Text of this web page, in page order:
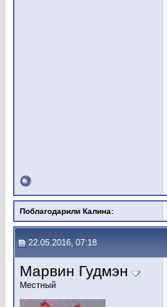
Поблагодарили Калина:
22.05.2016, 07:18
Марвин Гудмэн
Местный